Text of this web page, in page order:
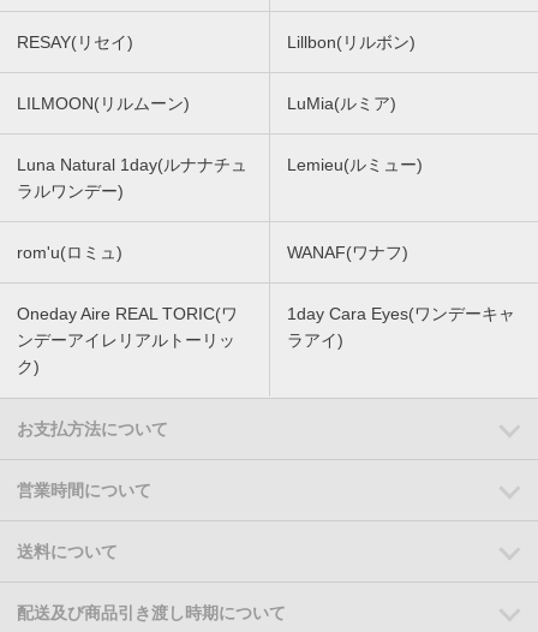
RESAY(リセイ) Lillbon(リルボン)
LILMOON(リルムーン) LuMia(ルミア)
Luna Natural 1day(ルナナチュ
ラルワンデー)
Lemieu(ルミュー)
rom'u(ロミュ) WANAF(ワナフ)
Oneday Aire REAL TORIC(ワ
ンデーアイレリアルトーリッ
ク)
1day Cara Eyes(ワンデーキャ
ラアイ)
お支払方法について
営業時間について
送料について
配送及び商品引き渡し時期について